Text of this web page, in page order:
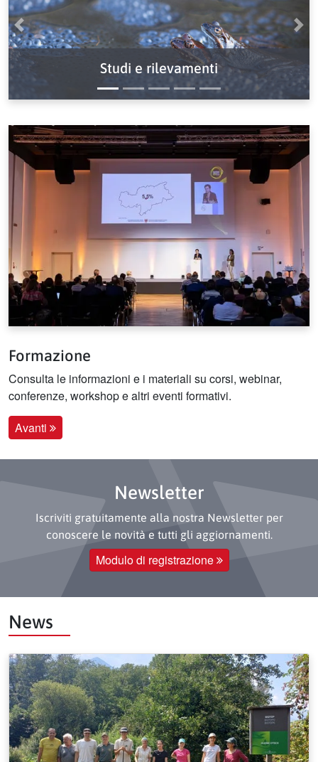
Studi e rilevamenti
Precedente
Formazione
Consulta le informazioni e i materiali su corsi, webinar,
conferenze, workshop e altri eventi formativi.
Avanti
Newsletter
Iscriviti gratuitamente alla nostra Newsletter per
conoscere le novità e tutti gli aggiornamenti.
Modulo di registrazione
News